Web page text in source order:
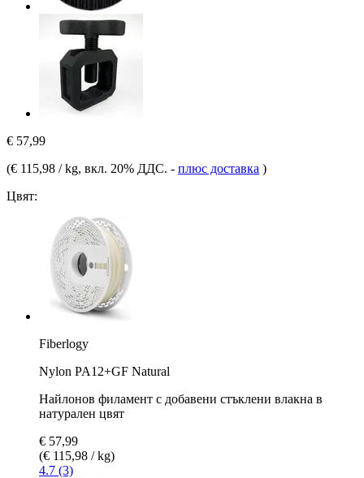
€ 57,99
(€ 115,98 / kg, вкл. 20% ДДС. - плюс доставка )
Цвят:
Fiberlogy
Nylon PA12+GF Natural
Найлонов филамент с добавени стъклени влакна в
натурален цвят
€ 57,99
(€ 115,98 / kg)
4.7 (3)